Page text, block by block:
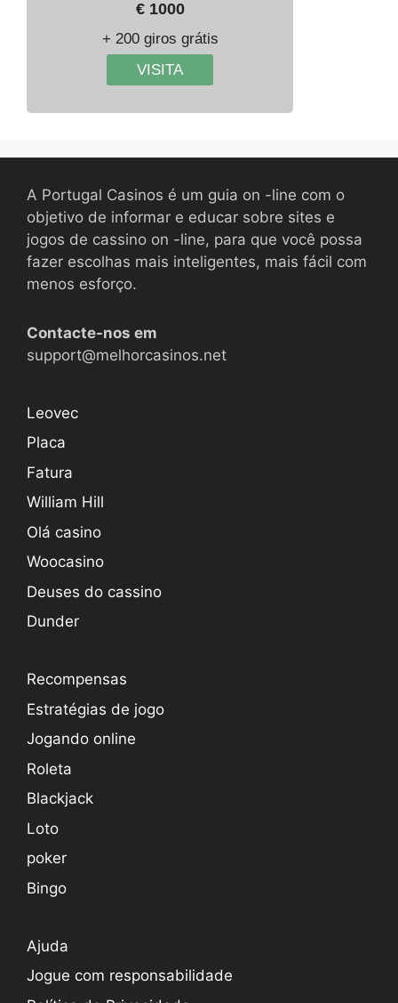
€ 1000
+ 200 giros grátis
VISITA
A Portugal Casinos é um guia on -line com o
objetivo de informar e educar sobre sites e
jogos de cassino on -line, para que você possa
fazer escolhas mais inteligentes, mais fácil com
menos esforço.
Contacte-nos em
support@melhorcasinos.net
Leovec
Placa
Fatura
William Hill
Olá casino
Woocasino
Deuses do cassino
Dunder
Recompensas
Estratégias de jogo
Jogando online
Roleta
Blackjack
Loto
poker
Bingo
Ajuda
Jogue com responsabilidade